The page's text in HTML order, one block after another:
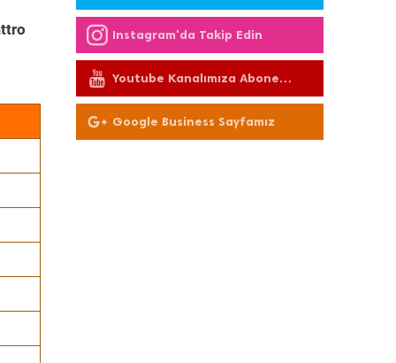
Instagram'da Takip Edin
Youtube Kanalımıza Abone
Olun
Google Business Sayfamız